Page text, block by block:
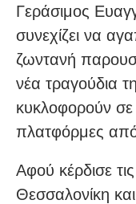
Γεράσιμος
συνεχίζει να
ζωντανή
νέα τραγούδια
κυκλοφορούν σε
πλατφόρμες
Αφού κέρδισε
Θεσσαλονίκη